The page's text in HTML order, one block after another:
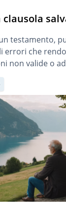
clausola
testamento,
errori che
non valide o